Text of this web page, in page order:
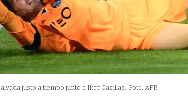
justo a tiempo junto a Iker Casillas. Foto: AFP.